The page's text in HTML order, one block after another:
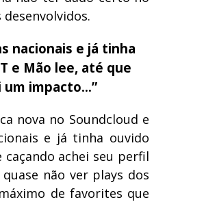
nacionais e já tinha
e Mão lee, até que
um impacto…”
nova no Soundcloud e
e já tinha ouvido
caçando achei seu perfil
não ver plays dos
de favorites que